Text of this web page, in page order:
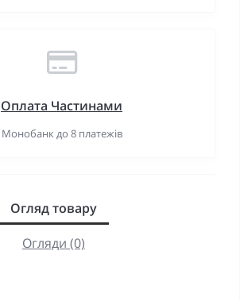
Оплата Частинами
Монобанк до 8 платежів
Огляд товару
Огляди (0)